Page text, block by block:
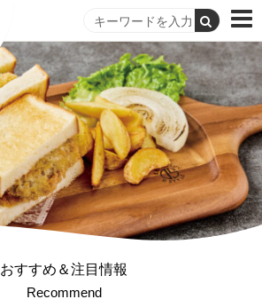
おすすめ＆注目情報
Recommend